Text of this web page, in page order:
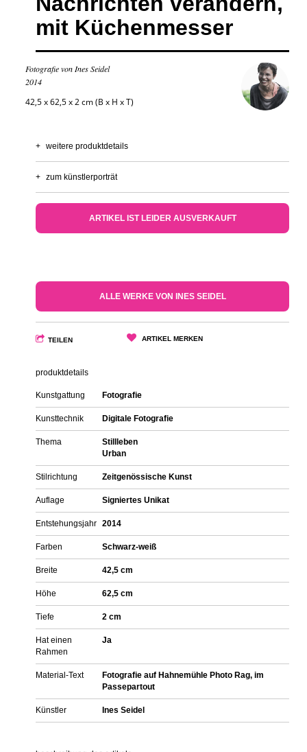
mit Küchenmesser
Fotografie von Ines Seidel
2014
42,5 x 62,5 x 2 cm (B x H x T)
+ weitere produktdetails
+ zum künstlerporträt
ARTIKEL IST LEIDER AUSVERKAUFT
ALLE WERKE VON INES SEIDEL
TEILEN ARTIKEL MERKEN
produktdetails
Kunstgattung Fotografie
Kunsttechnik Digitale Fotografie
Thema
Stillleben
Urban
Stilrichtung Zeitgenössische Kunst
Auflage Signiertes Unikat
Entstehungsjahr 2014
Farben Schwarz-weiß
Breite 42,5 cm
Höhe 62,5 cm
Tiefe 2 cm
Hat einen
Rahmen
Ja
Material-Text
Fotografie auf Hahnemühle Photo Rag, im
Passepartout
Künstler Ines Seidel